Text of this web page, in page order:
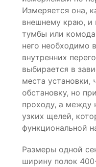
Измеряется она,
внешнему краю, и
тумбы или комода
него необходимо
внутренних
выбирается в
места установки,
обстановку, но
проходу, а между
узких щелей,
функциональной
Размеры одной
ширину полок